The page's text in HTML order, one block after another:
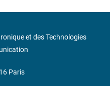
et des Technologies
Paris